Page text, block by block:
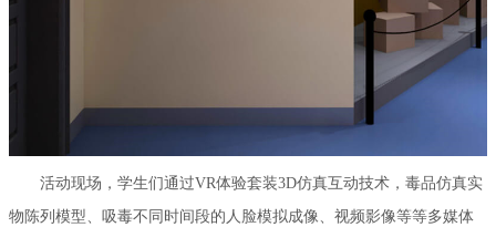
活动现场，学生们通过VR体验套装3D仿真互动技术，毒品仿真实
物陈列模型、吸毒不同时间段的人脸模拟成像、视频影像等等多媒体